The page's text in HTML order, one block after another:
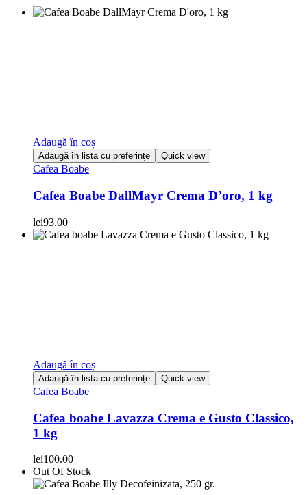
Adaugă în coș
Adaugă în lista cu preferințe Quick view
Cafea Boabe
Cafea Boabe DallMayr Crema D’oro, 1 kg
lei93.00
Adaugă în coș
Adaugă în lista cu preferințe Quick view
Cafea Boabe
Cafea boabe Lavazza Crema e Gusto Classico,
1 kg
lei100.00
Out Of Stock